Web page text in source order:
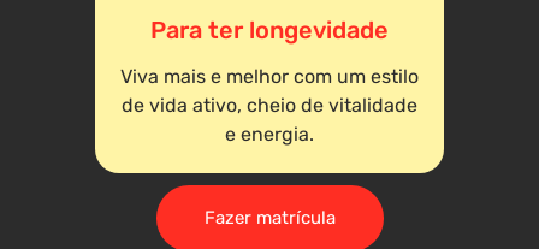
Para ter longevidade
Viva mais e melhor com um estilo
de vida ativo, cheio de vitalidade
e energia.
Fazer matrícula